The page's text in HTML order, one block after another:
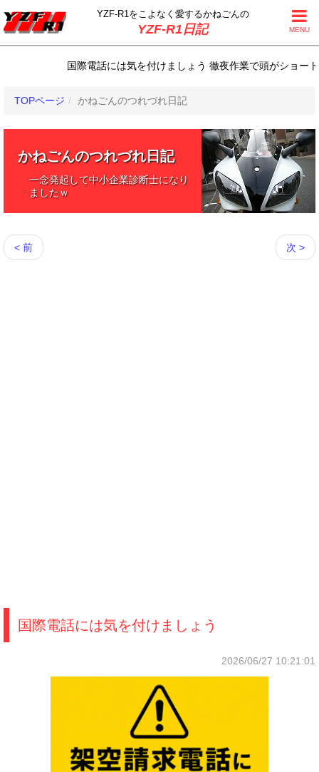
MENU
YZF-R1をこよなく 愛するかねごんの
YZF-R1日記
国際電話には気を付けましょう 徹夜作業で頭がショー
TOPページ かねごんのつれづれ日記
かねごんのつれづれ日記
一念発起して中小企業診断士になり
ましたｗ
< 前 次 >
国際電話には気を付けましょう
2026/06/27 10:21:01